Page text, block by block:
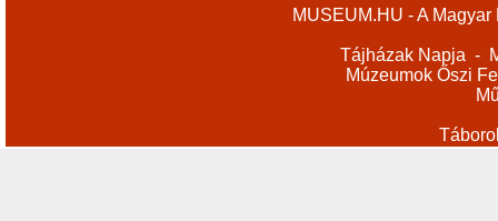
MUSEUM.HU - A
Tájházak Napja -
Múzeumok Őszi